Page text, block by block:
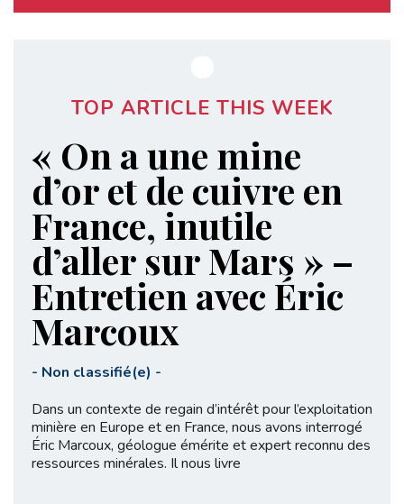
TOP ARTICLE THIS WEEK
« On a une mine
d’or et de cuivre en
France, inutile
d’aller sur Mars » –
Entretien avec Éric
Marcoux
- Non classifié(e) -
Dans un contexte de regain d’intérêt pour l’exploitation
minière en Europe et en France, nous avons interrogé
Éric Marcoux, géologue émérite et expert reconnu des
ressources minérales. Il nous livre